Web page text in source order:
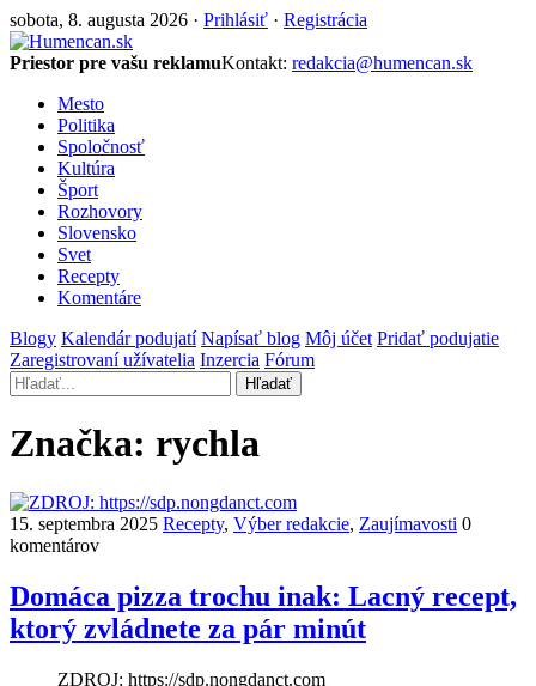
sobota, 8. augusta 2026 · Prihlásiť · Registrácia
Priestor pre vašu reklamuKontakt: redakcia@humencan.sk
Mesto
Politika
Spoločnosť
Kultúra
Šport
Rozhovory
Slovensko
Svet
Recepty
Komentáre
Blogy Kalendár podujatí Napísať blog Môj účet Pridať podujatie
Zaregistrovaní užívatelia Inzercia Fórum
Hľadať
Značka: rychla
15. septembra 2025 Recepty, Výber redakcie, Zaujímavosti 0
komentárov
Domáca pizza trochu inak: Lacný recept,
ktorý zvládnete za pár minút
ZDROJ: https://sdp.nongdanct.com